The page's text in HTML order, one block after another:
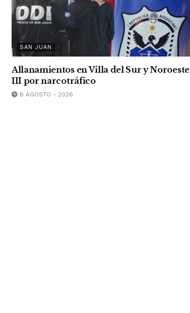
SAN JUAN
Allanamientos en Villa del Sur y Noroeste
III por narcotráfico
8 AGOSTO - 2026